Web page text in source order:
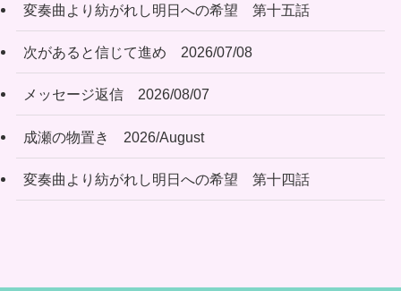
変奏曲より紡がれし明日への希望 第十五話
次があると信じて進め 2026/07/08
メッセージ返信 2026/08/07
成瀬の物置き 2026/August
変奏曲より紡がれし明日への希望 第十四話